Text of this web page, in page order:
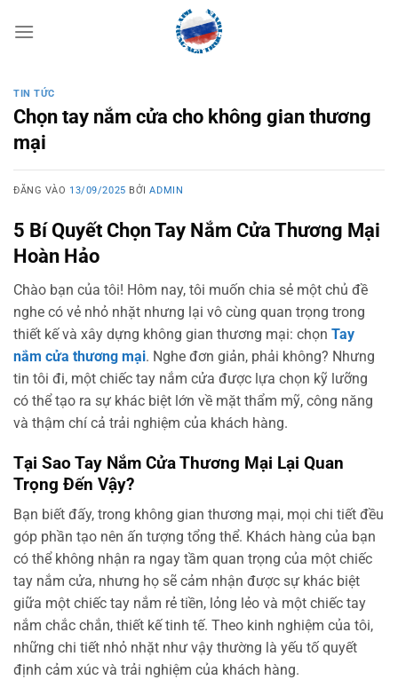
qua
TIN TỨC
Chọn tay nắm cửa cho không gian thương
mại
ĐĂNG VÀO 13/09/2025 BỞIADMIN
5 Bí Quyết Chọn Tay Nắm Cửa Thương Mại
Hoàn Hảo
Chào bạn của tôi! Hôm nay, tôi muốn chia sẻ một chủ đề
nghe có vẻ nhỏ nhặt nhưng lại vô cùng quan trọng trong
thiết kế và xây dựng không gian thương mại: chọn Tay
nắm cửa thương mại. Nghe đơn giản, phải không? Nhưng
tin tôi đi, một chiếc tay nắm cửa được lựa chọn kỹ lưỡng
có thể tạo ra sự khác biệt lớn về mặt thẩm mỹ, công năng
và thậm chí cả trải nghiệm của khách hàng.
Tại Sao Tay Nắm Cửa Thương Mại Lại Quan
Trọng Đến Vậy?
Bạn biết đấy, trong không gian thương mại, mọi chi tiết đều
góp phần tạo nên ấn tượng tổng thể. Khách hàng của bạn
có thể không nhận ra ngay tầm quan trọng của một chiếc
tay nắm cửa, nhưng họ sẽ cảm nhận được sự khác biệt
giữa một chiếc tay nắm rẻ tiền, lỏng lẻo và một chiếc tay
nắm chắc chắn, thiết kế tinh tế. Theo kinh nghiệm của tôi,
những chi tiết nhỏ nhặt như vậy thường là yếu tố quyết
định cảm xúc và trải nghiệm của khách hàng.